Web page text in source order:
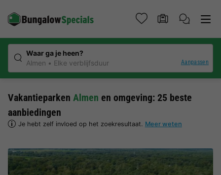
Waar ga je heen?
Almen
Elke verblijfsduur Aanpassen
Vakantieparken Almen en omgeving: 25 beste
aanbiedingen
Je hebt zelf invloed op het zoekresultaat. Meer weten